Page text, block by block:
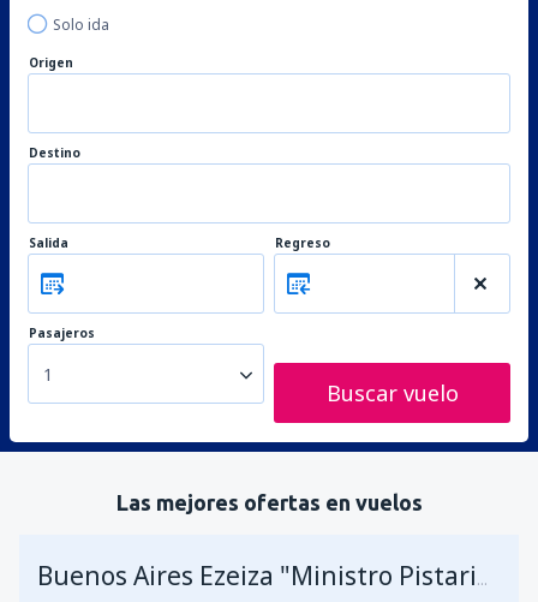
Solo ida
Origen
Destino
Salida Regreso
Pasajeros
1
Buscar vuelo
Las mejores ofertas en vuelos
Buenos Aires Ezeiza "Ministro Pistarini"